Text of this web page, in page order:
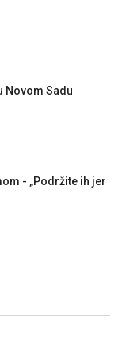
Novom Sadu
- „Podržite ih jer